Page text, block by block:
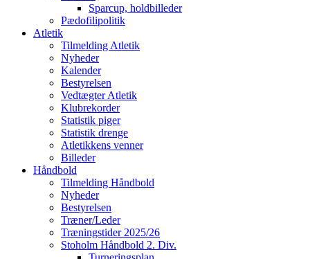
Sparcup, holdbilleder
Pædofilipolitik
Atletik
Tilmelding Atletik
Nyheder
Kalender
Bestyrelsen
Vedtægter Atletik
Klubrekorder
Statistik piger
Statistik drenge
Atletikkens venner
Billeder
Håndbold
Tilmelding Håndbold
Nyheder
Bestyrelsen
Træner/Leder
Træningstider 2025/26
Stoholm Håndbold 2. Div.